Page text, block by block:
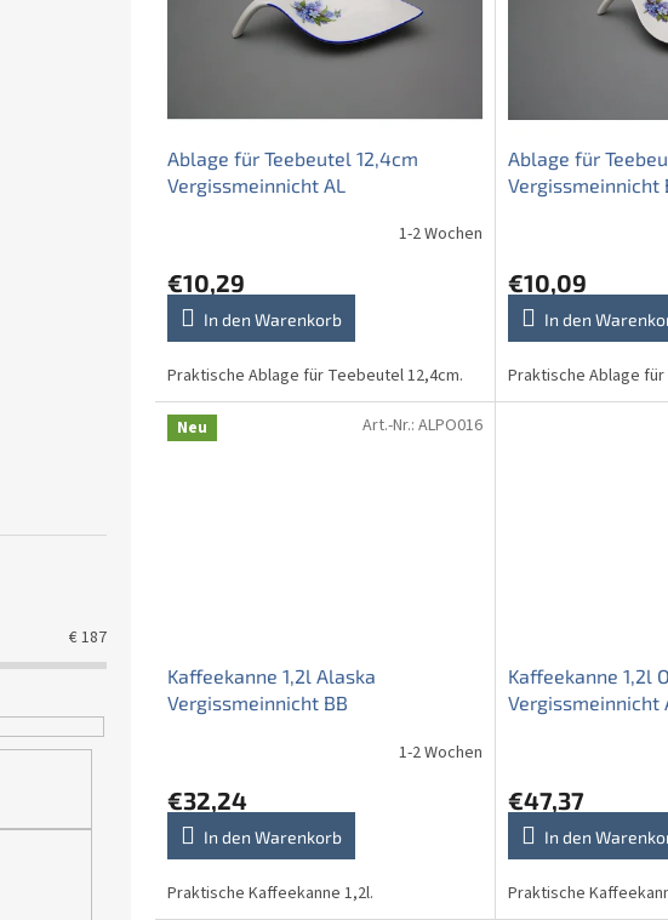
€187
n
Ablage für Teebeutel 12,4cm
Vergissmeinnicht AL
1-2 Wochen
€10,29
In den Warenkorb
Praktische Ablage für Teebeutel 12,4cm.
Ablage für
Vergissmeinnicht
€10,09
In den
Praktische Ablage
Neu
Kaffeekanne 1,2l Alaska
Vergissmeinnicht BB
1-2 Wochen
€32,24
In den Warenkorb
Praktische Kaffeekanne 1,2l.
Art.-Nr.: ALPO016
Kaffeekanne 1,2l
Vergissmeinnicht
€47,37
In den
Praktische